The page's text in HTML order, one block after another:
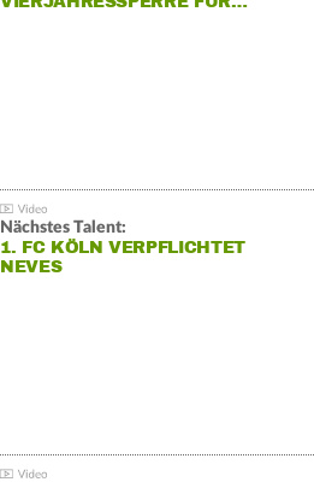
Nächstes Talent:
1. FC KÖLN VERPFLICHTET
NEVES